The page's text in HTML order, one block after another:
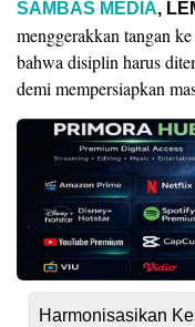
SAMBAS MEDIA,
menggerakkan tangan
bahwa disiplin harus
demi mempersiapkan
Harmonisasikan